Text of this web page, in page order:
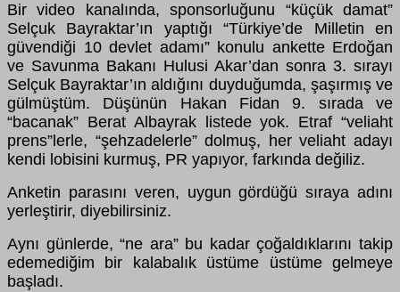
Bir video kanalında, sponsorluğunu “küçük damat”
Selçuk Bayraktar’ın yaptığı “Türkiye’de Milletin en
güvendiği 10 devlet adamı” konulu ankette Erdoğan
ve Savunma Bakanı Hulusi Akar’dan sonra 3. sırayı
Selçuk Bayraktar’ın aldığını duyduğumda, şaşırmış ve
gülmüştüm. Düşünün Hakan Fidan 9. sırada ve
“bacanak” Berat Albayrak listede yok. Etraf “veliaht
prens”lerle, “şehzadelerle” dolmuş, her veliaht adayı
kendi lobisini kurmuş, PR yapıyor, farkında değiliz.
Anketin parasını veren, uygun gördüğü sıraya adını
yerleştirir, diyebilirsiniz.
Aynı günlerde, “ne ara” bu kadar çoğaldıklarını takip
edemediğim bir kalabalık üstüme üstüme gelmeye
başladı.